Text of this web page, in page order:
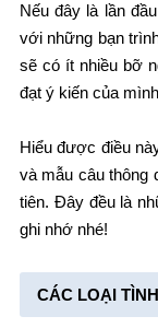
Nếu đây là lần
với những bạn
sẽ có ít nhiều bỡ
đạt ý kiến của
Hiểu được điều
và mẫu câu thông
tiên. Đây đều là
ghi nhớ nhé!
CÁC LOẠI